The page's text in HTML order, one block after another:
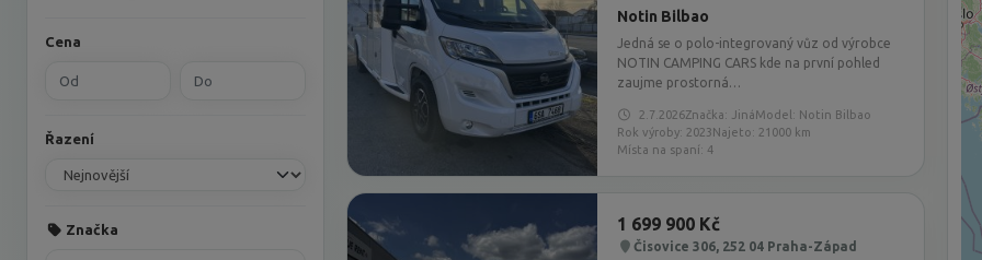
Cena
Řazení
Značka
Notin Bilbao
Jedná se o polo-integrovaný vůz od výrobce
NOTIN CAMPING CARS kde na první pohled
zaujme prostorná…
2.7.2026Značka: JináModel: Notin Bilbao
Rok výroby: 2023Najeto: 21000 km
Místa na spaní: 4
1 699 900 Kč
Čisovice 306, 252 04 Praha-Západ